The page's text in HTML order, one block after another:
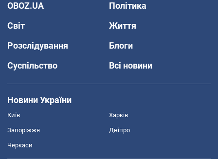
OBOZ.UA
Політика
Світ
Життя
Розслідування
Блоги
Суспільство
Всі новини
Новини України
Київ Харків
Запоріжжя Дніпро
Черкаси